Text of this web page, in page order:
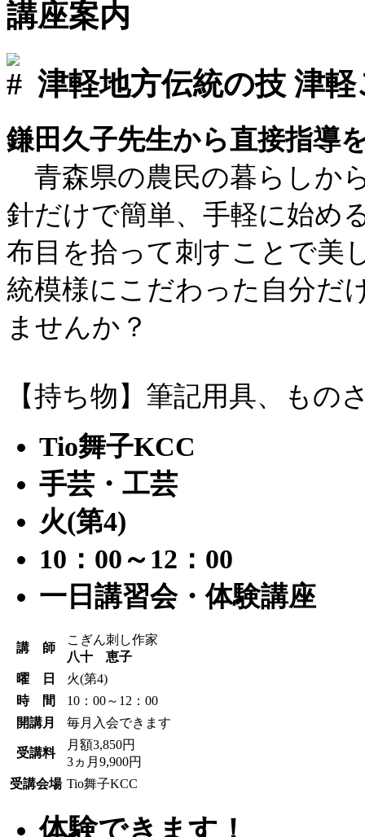
講座案内
津軽地方伝統の技 津軽
鎌田久子先生から直接指導
青森県の農民の暮らしか
針だけで簡単、手軽に始め
布目を拾って刺すことで美
統模様にこだわった自分だ
ませんか？
【持ち物】筆記用具、もの
Tio舞子KCC
手芸・工芸
火(第4)
10：00～12：00
一日講習会・体験講座
講 師
こぎん刺し作家
八十 恵子
曜 日
火(第4)
時 間
10：00～12：00
開講月
毎月入会できます
受講料
月額3,850円
3ヵ月9,900円
受講会場 Tio舞子KCC
体験できます！